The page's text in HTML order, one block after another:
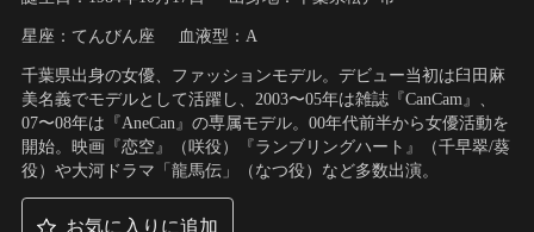
星座：てんびん座 血液型：A
千葉県出身の女優、ファッションモデル。デビュー当初は臼田麻
美名義でモデルとして活躍し、2003〜05年は雑誌『CanCam』、
07〜08年は『AneCan』の専属モデル。00年代前半から女優活動を
開始。映画『恋空』（咲役）『ランブリングハート』（千早翠/葵
役）や大河ドラマ「龍馬伝」（なつ役）など多数出演。
お気に入りに追加